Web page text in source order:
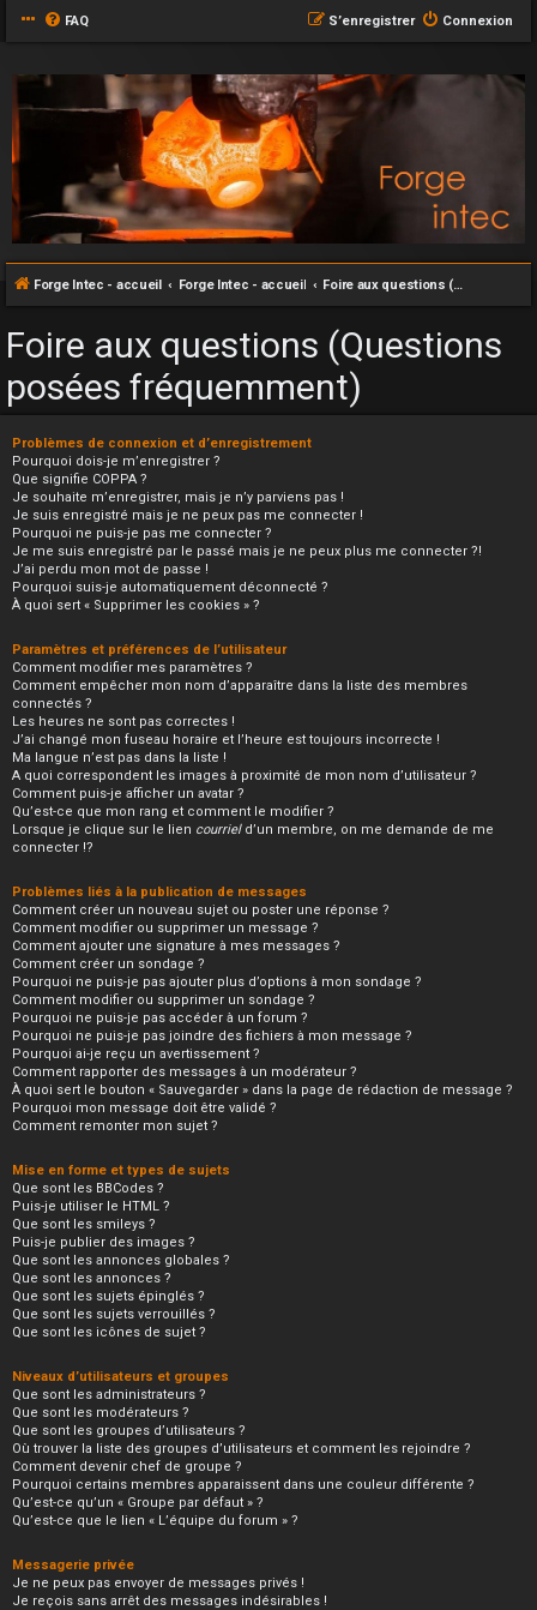
FAQ Connexion
S’enregistrer
Forge Intec - accueil Forge Intec - accueil Foire aux questions (Questions posées fréquemment)
Foire aux questions (Questions
posées fréquemment)
Problèmes de connexion et d’enregistrement
Pourquoi dois-je m’enregistrer ?
Que signifie COPPA ?
Je souhaite m’enregistrer, mais je n’y parviens pas !
Je suis enregistré mais je ne peux pas me connecter !
Pourquoi ne puis-je pas me connecter ?
Je me suis enregistré par le passé mais je ne peux plus me connecter ?!
J’ai perdu mon mot de passe !
Pourquoi suis-je automatiquement déconnecté ?
À quoi sert « Supprimer les cookies » ?
Paramètres et préférences de l’utilisateur
Comment modifier mes paramètres ?
Comment empêcher mon nom d’apparaître dans la liste des membres
connectés ?
Les heures ne sont pas correctes !
J’ai changé mon fuseau horaire et l’heure est toujours incorrecte !
Ma langue n’est pas dans la liste !
A quoi correspondent les images à proximité de mon nom d’utilisateur ?
Comment puis-je afficher un avatar ?
Qu’est-ce que mon rang et comment le modifier ?
Lorsque je clique sur le lien courrield’un membre, on me demande de me
connecter !?
Problèmes liés à la publication de messages
Comment créer un nouveau sujet ou poster une réponse ?
Comment modifier ou supprimer un message ?
Comment ajouter une signature à mes messages ?
Comment créer un sondage ?
Pourquoi ne puis-je pas ajouter plus d’options à mon sondage ?
Comment modifier ou supprimer un sondage ?
Pourquoi ne puis-je pas accéder à un forum ?
Pourquoi ne puis-je pas joindre des fichiers à mon message ?
Pourquoi ai-je reçu un avertissement ?
Comment rapporter des messages à un modérateur ?
À quoi sert le bouton « Sauvegarder » dans la page de rédaction de message ?
Pourquoi mon message doit être validé ?
Comment remonter mon sujet ?
Mise en forme et types de sujets
Que sont les BBCodes ?
Puis-je utiliser le HTML ?
Que sont les smileys ?
Puis-je publier des images ?
Que sont les annonces globales ?
Que sont les annonces ?
Que sont les sujets épinglés ?
Que sont les sujets verrouillés ?
Que sont les icônes de sujet ?
Niveaux d’utilisateurs et groupes
Que sont les administrateurs ?
Que sont les modérateurs ?
Que sont les groupes d’utilisateurs ?
Où trouver la liste des groupes d’utilisateurs et comment les rejoindre ?
Comment devenir chef de groupe ?
Pourquoi certains membres apparaissent dans une couleur différente ?
Qu’est-ce qu’un « Groupe par défaut » ?
Qu’est-ce que le lien « L’équipe du forum » ?
Messagerie privée
Je ne peux pas envoyer de messages privés !
Je reçois sans arrêt des messages indésirables !